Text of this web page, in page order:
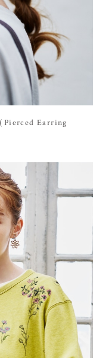
Earring